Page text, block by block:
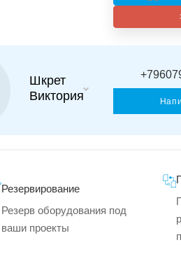
Шкрет
Виктория
Резервирование
Резерв оборудования под
ваши проекты